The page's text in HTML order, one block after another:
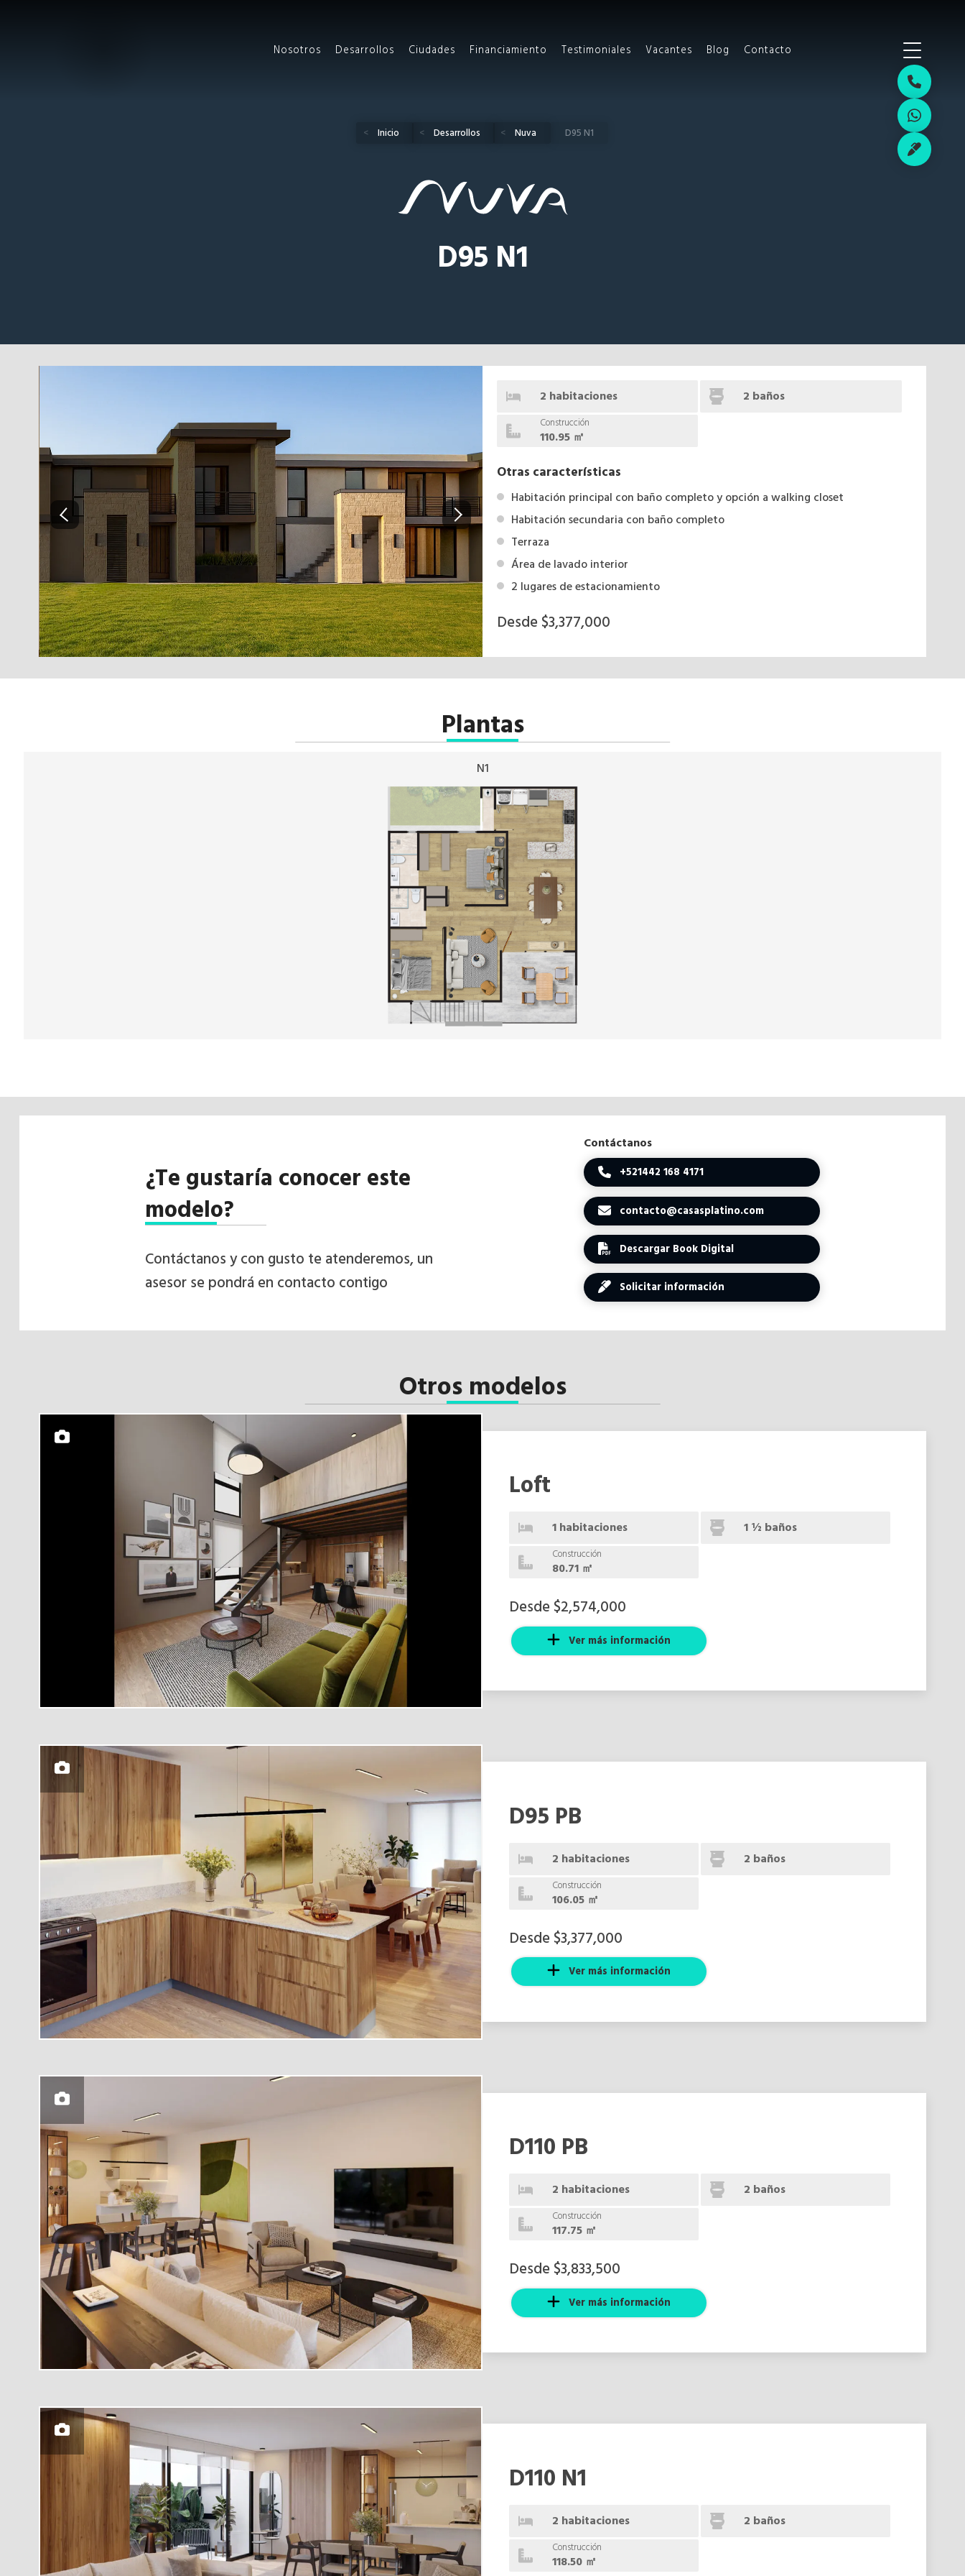
Nosotros Desarrollos Ciudades Financiamiento Testimoniales Vacantes Blog Contacto
Inicio Desarrollos Nuva D95 N1
D95 N1
2 habitaciones 2 baños
Construcción
110.95 ㎡
Otras características
Habitación principal con baño completo y opción a walking closet
Habitación secundaria con baño completo
Terraza
Área de lavado interior
2 lugares de estacionamiento
Desde $3,377,000
Plantas
N1
¿Te gustaría conocer este
modelo?
Contáctanos y con gusto te atenderemos, un
asesor se pondrá en contacto contigo
Contáctanos
+521442 168 4171
contacto@casasplatino.com
Descargar Book Digital
Solicitar información
Otros modelos
Loft
1 habitaciones 1 ½ baños
Construcción
80.71 ㎡
Desde $2,574,000
Ver más información
D95 PB
2 habitaciones 2 baños
Construcción
106.05 ㎡
Desde $3,377,000
Ver más información
D110 PB
2 habitaciones 2 baños
Construcción
117.75 ㎡
Desde $3,833,500
Ver más información
D110 N1
2 habitaciones 2 baños
Construcción
118.50 ㎡